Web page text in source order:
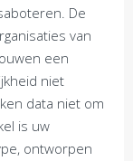
De
van
een
niet
data niet om
is uw
ontworpen